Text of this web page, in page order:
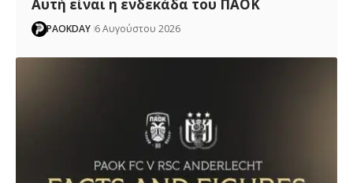
Αυτή είναι η ενδεκάδα του ΠΑΟΚ
PAOKDAY 6 Αυγούστου 2026